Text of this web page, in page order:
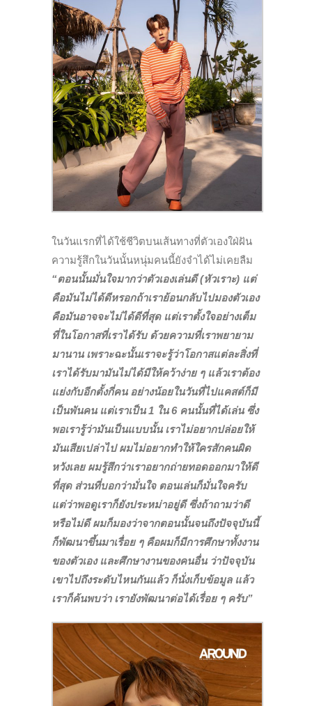
ในวันแรกที่ได้ใช้ชีวิตบนเส้นทางที่ตัวเองใฝ่ฝัน
ความรู้สึกในวันนั้นหนุ่มคนนี้ยังจำได้ไม่เคยลืม
“ตอนนั้นมั่นใจมากว่าตัวเองเล่นดี (หัวเราะ) แต่
คือมันไม่ได้ดีหรอกถ้าเราย้อนกลับไปมองตัวเอง
คือมันอาจจะไม่ได้ดีที่สุด แต่เราตั้งใจอย่างเต็ม
ที่ในโอกาสที่เราได้รับ ด้วยความที่เราพยายาม
มานาน เพราะฉะนั้นเราจะรู้ว่าโอกาสแต่ละสิ่งที่
เราได้รับมามันไม่ได้มีให้คว้าง่าย ๆ แล้วเราต้อง
แย่งกับอีกตั้งกี่คน อย่างน้อยในวันที่ไปแคสต์ก็มี
เป็นพันคน แต่เราเป็น 1 ใน 6 คนนั้นที่ได้เล่น ซึ่ง
พอเรารู้ว่ามันเป็นแบบนั้น เราไม่อยากปล่อยให้
มันเสียเปล่าไป ผมไม่อยากทำให้ใครสักคนผิด
หวังเลย ผมรู้สึกว่าเราอยากถ่ายทอดออกมาให้ดี
ที่สุด ส่วนที่บอกว่ามั่นใจ ตอนเล่นก็มั่นใจครับ
แต่ว่าพอดูเราก็ยังประหม่าอยู่ดี ซึ่งถ้าถามว่าดี
หรือไม่ดี ผมก็มองว่าจากตอนนั้นจนถึงปัจจุบันนี้
ก็พัฒนาขึ้นมาเรื่อย ๆ คือผมก็มีการศึกษาทั้งงาน
ของตัวเอง และศึกษางานของคนอื่น ว่าปัจจุบัน
เขาไปถึงระดับไหนกันแล้ว ก็นั่งเก็บข้อมูล แล้ว
เราก็ค้นพบว่า เรายังพัฒนาต่อได้เรื่อย ๆ ครับ”